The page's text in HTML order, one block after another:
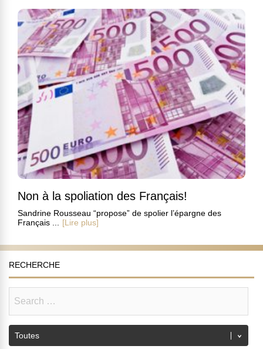
Non à la spoliation des Français!
Sandrine Rousseau “propose” de spolier l’épargne des
Français ...
[Lire plus]
RECHERCHE